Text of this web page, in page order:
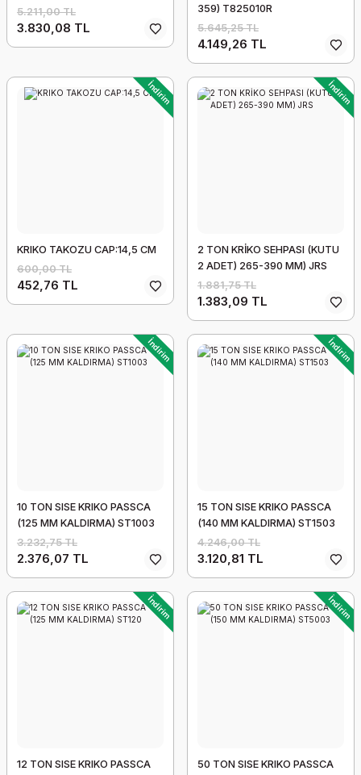
5.211,00 TL
3.830,08 TL
359) T825010R
5.645,25 TL
4.149,26 TL
İndirim
KRIKO TAKOZU CAP:14,5 CM
600,00 TL
452,76 TL
İndirim
2 TON KRİKO SEHPASI (KUTU
2 ADET) 265-390 MM) JRS
1.881,75 TL
1.383,09 TL
İndirim
10 TON SISE KRIKO PASSCA
(125 MM KALDIRMA) ST1003
3.232,75 TL
2.376,07 TL
İndirim
15 TON SISE KRIKO PASSCA
(140 MM KALDIRMA) ST1503
4.246,00 TL
3.120,81 TL
İndirim
12 TON SISE KRIKO PASSCA
İndirim
50 TON SISE KRIKO PASSCA